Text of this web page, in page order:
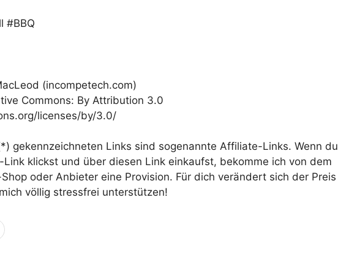
#BBQ
(incompetech.com)
Commons: By Attribution 3.0
licenses/by/3.0/
gekennzeichneten Links sind sogenannte Affiliate-Links. Wenn du
klickst und über diesen Link einkaufst, bekomme ich von dem
oder Anbieter eine Provision. Für dich verändert sich der Preis
völlig stressfrei unterstützen!